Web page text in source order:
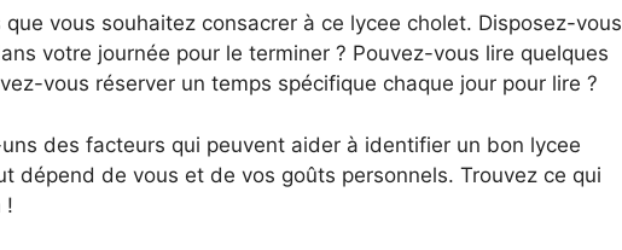
vous souhaitez consacrer à ce lycee cholet. Disposez-vous
votre journée pour le terminer ? Pouvez-vous lire quelques
vous réserver un temps spécifique chaque jour pour lire ?
des facteurs qui peuvent aider à identifier un bon lycee
dépend de vous et de vos goûts personnels. Trouvez ce qui
!